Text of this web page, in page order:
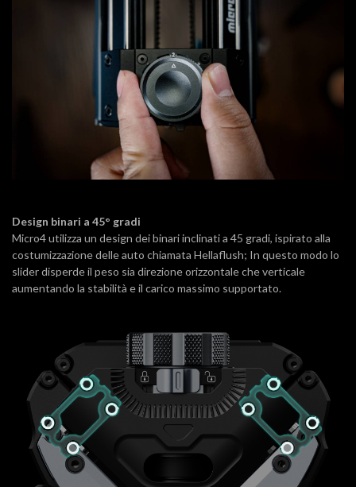
Design binari a 45° gradi
Micro4 utilizza un design dei binari inclinati a 45 gradi, ispirato alla
costumizzazione delle auto chiamata Hellaflush; In questo modo lo
slider disperde il peso sia direzione orizzontale che verticale
aumentando la stabilità e il carico massimo supportato.